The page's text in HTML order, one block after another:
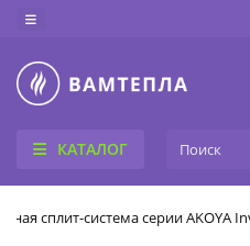
КАТАЛОГ
сплит-система серии AKOYA